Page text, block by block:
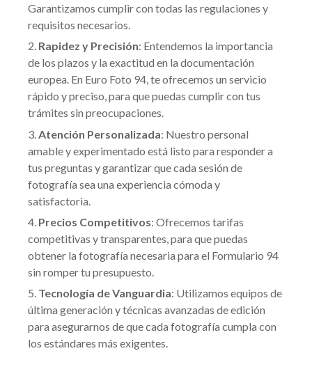
Garantizamos cumplir con todas las regulaciones y
requisitos necesarios.
Rapidez y Precisión: Entendemos la importancia
de los plazos y la exactitud en la documentación
europea. En Euro Foto 94, te ofrecemos un servicio
rápido y preciso, para que puedas cumplir con tus
trámites sin preocupaciones.
Atención Personalizada: Nuestro personal
amable y experimentado está listo para responder a
tus preguntas y garantizar que cada sesión de
fotografía sea una experiencia cómoda y
satisfactoria.
Precios Competitivos: Ofrecemos tarifas
competitivas y transparentes, para que puedas
obtener la fotografía necesaria para el Formulario 94
sin romper tu presupuesto.
Tecnología de Vanguardia: Utilizamos equipos de
última generación y técnicas avanzadas de edición
para asegurarnos de que cada fotografía cumpla con
los estándares más exigentes.